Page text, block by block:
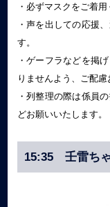
・必ずマスクをご着用
・声を出しての応援
す。
・ゲーフラなどを掲
りませんよう、ご配慮
・列整理の際は係員
どお願いいたします。
15:35 壬雷ち